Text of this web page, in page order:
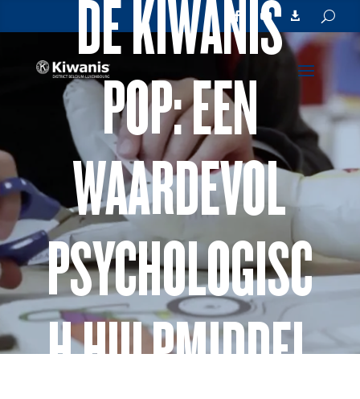
  
DE KIWANIS
POP: EEN
WAARDEVOL
PSYCHOLOGISC
H HULPMIDDEL